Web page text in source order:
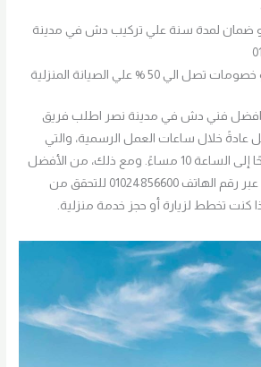
ضمان لمدة سنة علي تركيب دش في مدينة
الي 50 % علي الصيانة المنزلية
افضل فني دش في مدينة نصر اطلب فريق
خلال ساعات العمل الرسمية، والتي
تكون من الساعة 9 صباحًا إلى الساعة 10 مساءً. ومع ذلك، من الأفضل
التواصل معهم مباشرة عبر رقم الهاتف 01024856600 للتحقق من
كنت تخطط لزيارة أو حجز خدمة منزلية.